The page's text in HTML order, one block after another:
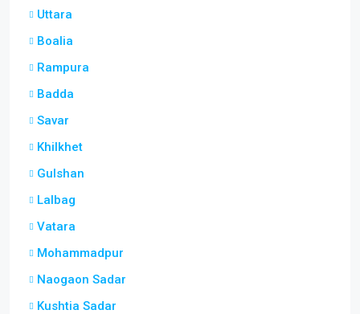
Uttara
Boalia
Rampura
Badda
Savar
Khilkhet
Gulshan
Lalbag
Vatara
Mohammadpur
Naogaon Sadar
Kushtia Sadar